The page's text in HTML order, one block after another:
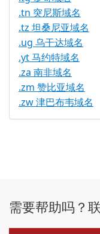
.tn 突尼斯域名
.tz 坦桑尼亚域名
.ug 乌干达域名
.yt 马约特域名
.za 南非域名
.zm 赞比亚域名
.zw 津巴布韦域名
需要帮助吗？